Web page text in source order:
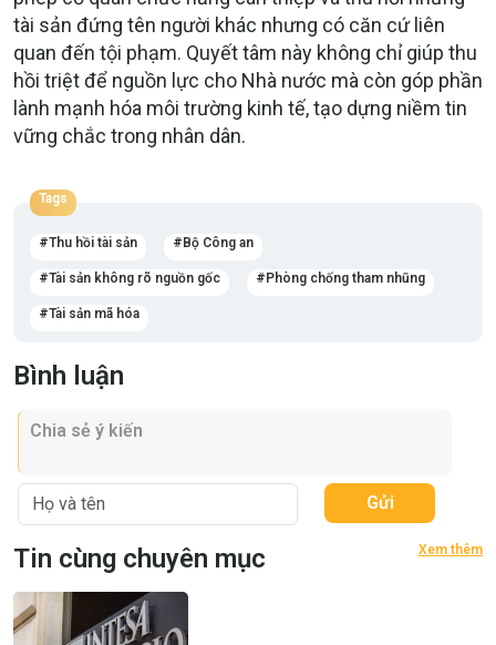
tài sản đứng tên người khác nhưng có căn cứ liên
quan đến tội phạm. Quyết tâm này không chỉ giúp thu
hồi triệt để nguồn lực cho Nhà nước mà còn góp phần
lành mạnh hóa môi trường kinh tế, tạo dựng niềm tin
vững chắc trong nhân dân.
Tags
Thu hồi tài sản Bộ Công an
Tài sản không rõ nguồn gốc Phòng chống tham nhũng
Tài sản mã hóa
Bình luận
Gửi
Tin cùng chuyên mục Xem thêm